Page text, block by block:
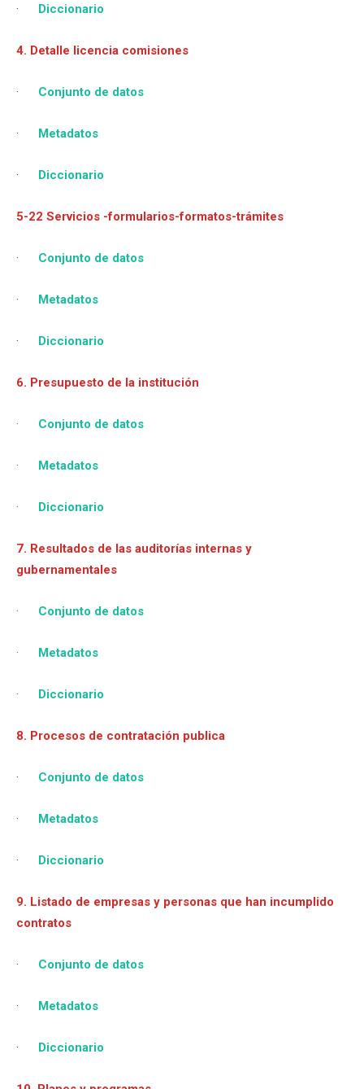
· Diccionario
4. Detalle licencia comisiones
· Conjunto de datos
· Metadatos
· Diccionario
5-22 Servicios -formularios-formatos-trámites
· Conjunto de datos
· Metadatos
· Diccionario
6. Presupuesto de la institución
· Conjunto de datos
· Metadatos
· Diccionario
7. Resultados de las auditorías internas y
gubernamentales
· Conjunto de datos
· Metadatos
· Diccionario
8. Procesos de contratación publica
· Conjunto de datos
· Metadatos
· Diccionario
9. Listado de empresas y personas que han incumplido
contratos
· Conjunto de datos
· Metadatos
· Diccionario